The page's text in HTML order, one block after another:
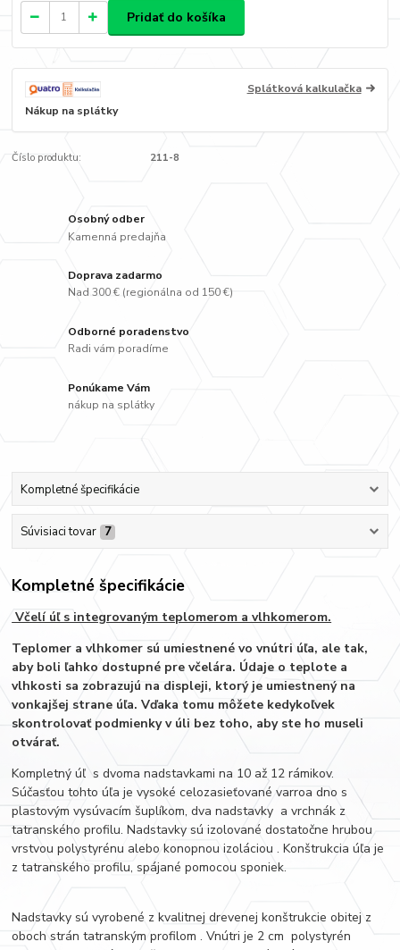
Pridať do košíka
Splátková kalkulačka
Nákup na splátky
Číslo produktu: 211-8
Osobný odber
Kamenná predajňa
Doprava zadarmo
Nad 300 € (regionálna od 150 €)
Odborné poradenstvo
Radi vám poradíme
Ponúkame Vám
nákup na splátky
Kompletné špecifikácie
Súvisiaci tovar 7
Kompletné špecifikácie
Včelí úľ s integrovaným teplomerom a vlhkomerom.
Teplomer a vlhkomer sú umiestnené vo vnútri úľa, ale tak,
aby boli ľahko dostupné pre včelára. Údaje o teplote a
vlhkosti sa zobrazujú na displeji, ktorý je umiestnený na
vonkajšej strane úľa. Vďaka tomu môžete kedykoľvek
skontrolovať podmienky v úli bez toho, aby ste ho museli
otvárať.
Kompletný úľ s dvoma nadstavkami na 10 až 12 rámikov.
Súčasťou tohto úľa je vysoké celozasieťované varroa dno s
plastovým vysúvacím šuplíkom, dva nadstavky a vrchnák z
tatranského profilu. Nadstavky sú izolované dostatočne hrubou
vrstvou polystyrénu alebo konopnou izoláciou . Konštrukcia úľa je
z tatranského profilu, spájané pomocou sponiek.
Nadstavky sú vyrobené z kvalitnej drevenej konštrukcie obitej z
oboch strán tatranským profilom . Vnútri je 2 cm polystyrén